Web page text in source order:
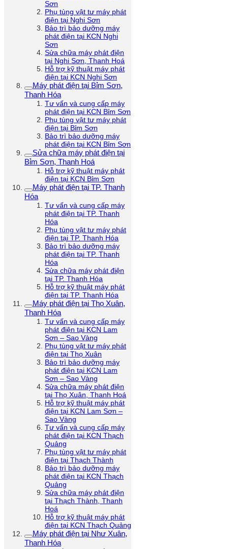
Sơn
Phụ tùng vật tư máy phát
điện tại Nghi Sơn
Bảo trì bảo dưỡng máy
phát điện tại KCN Nghi
Sơn
Sửa chữa máy phát điện
tại Nghi Sơn, Thanh Hoá
Hỗ trợ kỹ thuật máy phát
điện tại KCN Nghi Sơn
Máy phát điện tại Bỉm Sơn,
Thanh Hóa
Tư vấn và cung cấp máy
phát điện tại KCN Bỉm Sơn
Phụ tùng vật tư máy phát
điện tại Bỉm Sơn
Bảo trì bảo dưỡng máy
phát điện tại KCN Bỉm Sơn
Sửa chữa máy phát điện tại
Bỉm Sơn, Thanh Hoá
Hỗ trợ kỹ thuật máy phát
điện tại KCN Bỉm Sơn
Máy phát điện tại TP. Thanh
Hóa
Tư vấn và cung cấp máy
phát điện tại TP. Thanh
Hóa
Phụ tùng vật tư máy phát
điện tại TP. Thanh Hóa
Bảo trì bảo dưỡng máy
phát điện tại TP. Thanh
Hóa
Sửa chữa máy phát điện
tại TP. Thanh Hóa
Hỗ trợ kỹ thuật máy phát
điện tại TP. Thanh Hóa
Máy phát điện tại Thọ Xuân,
Thanh Hóa
Tư vấn và cung cấp máy
phát điện tại KCN Lam
Sơn – Sao Vàng
Phụ tùng vật tư máy phát
điện tại Thọ Xuân
Bảo trì bảo dưỡng máy
phát điện tại KCN Lam
Sơn – Sao Vàng
Sửa chữa máy phát điện
tại Thọ Xuân, Thanh Hoá
Hỗ trợ kỹ thuật máy phát
điện tại KCN Lam Sơn –
Sao Vàng
Tư vấn và cung cấp máy
phát điện tại KCN Thạch
Quảng
Phụ tùng vật tư máy phát
điện tại Thạch Thành
Bảo trì bảo dưỡng máy
phát điện tại KCN Thạch
Quảng
Sửa chữa máy phát điện
tại Thạch Thành, Thanh
Hoá
Hỗ trợ kỹ thuật máy phát
điện tại KCN Thạch Quảng
Máy phát điện tại Như Xuân,
Thanh Hóa